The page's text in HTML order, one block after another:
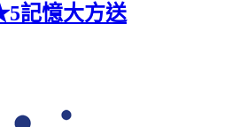
記憶大方送